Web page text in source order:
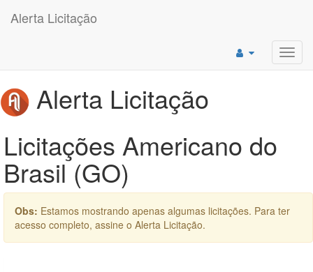
Alerta Licitação
Alerta Licitação
Licitações Americano do
Brasil (GO)
Obs: Estamos mostrando apenas algumas licitações. Para ter
acesso completo, assine o Alerta Licitação.